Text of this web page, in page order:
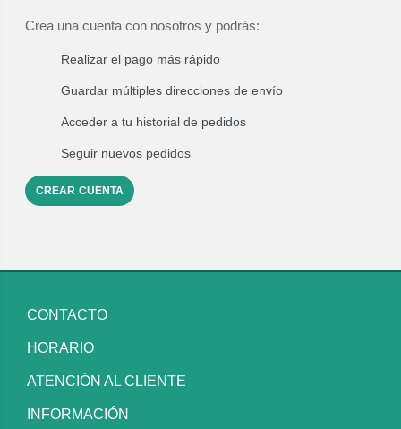
Crea una cuenta con nosotros y podrás:
Realizar el pago más rápido
Guardar múltiples direcciones de envío
Acceder a tu historial de pedidos
Seguir nuevos pedidos
CREAR CUENTA
CONTACTO
HORARIO
ATENCIÓN AL CLIENTE
INFORMACIÓN